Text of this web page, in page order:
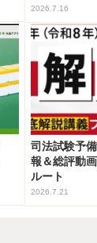
2026.7.16
司法試験予
報＆総評動
ルート
2026.7.21